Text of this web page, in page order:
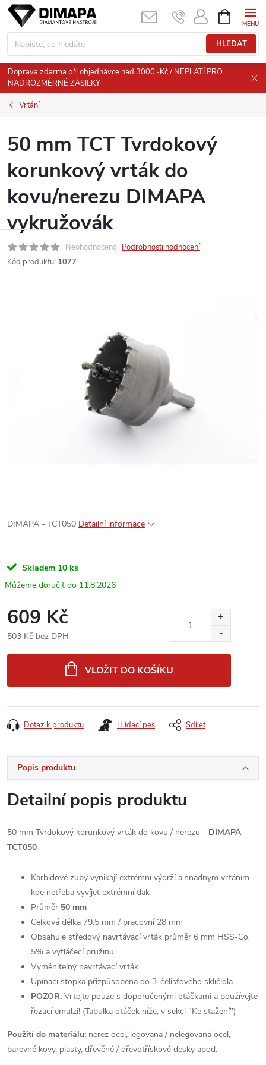
Přejít
obsah
HLEDAT
NÁKUPNÍ
KOŠÍK
Doprava zdarma při objednávce nad 3000,-Kč / NEPLATÍ PRO
NADROZMĚRNÉ ZÁSILKY
Vrtání
50 mm TCT Tvrdokový
korunkový vrták do
kovu/nerezu DIMAPA
vykružovák
Neohodnoceno Podrobnosti hodnocení
Kód produktu: 1077
DIMAPA - TCT050 Detailní informace
Skladem 10 ks
11.8.2026
609 Kč
503 Kč bez DPH
VLOŽIT DO KOŠÍKU
Dotaz k produktu Hlídací pes Sdílet
Popis produktu
Detailní popis produktu
50 mm Tvrdokový korunkový vrták do kovu / nerezu - DIMAPA
TCT050
Karbidové zuby vynikají extrémní výdrží a snadným vrtáním
kde netřeba vyvíjet extrémní tlak
Průměr 50 mm
Celková délka 79.5 mm / pracovní 28 mm
Obsahuje středový navrtávací vrták průměr 6 mm HSS-Co.
5% a vytláčecí pružinu
Vyměnitelný navrtávací vrták
Upínací stopka přizpůsobena do 3-čelisťového sklíčidla
POZOR: Vrtejte pouze s doporučenými otáčkami a používejte
řezací emulzi! (Tabulka otáček níže, v sekci "Ke stažení")
Použití do materiálu: nerez ocel, legovaná / nelegovaná ocel,
barevné kovy, plasty, dřevěné / dřevotřískové desky apod.